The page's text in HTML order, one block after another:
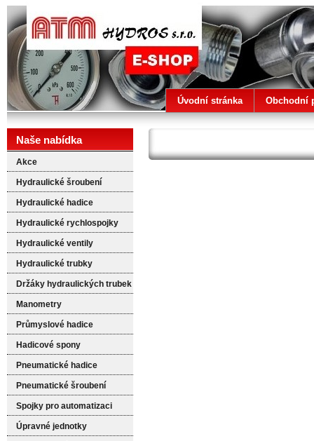
Obchodní
Úvodní stránka
Naše nabídka
Akce
Hydraulické šroubení
Hydraulické hadice
Hydraulické rychlospojky
Hydraulické ventily
Hydraulické trubky
Držáky hydraulických trubek
Manometry
Průmyslové hadice
Hadicové spony
Pneumatické hadice
Pneumatické šroubení
Spojky pro automatizaci
Úpravné jednotky